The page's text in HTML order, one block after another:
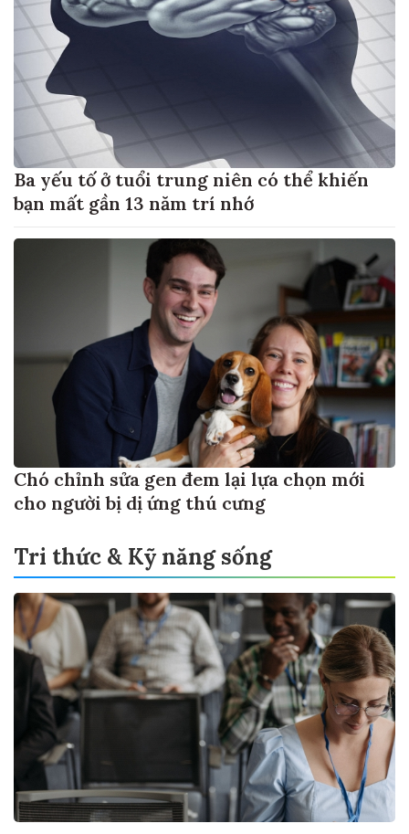
Ba yếu tố ở tuổi trung niên có thể khiến
bạn mất gần 13 năm trí nhớ
Chó chỉnh sửa gen đem lại lựa chọn mới
cho người bị dị ứng thú cưng
Tri thức & Kỹ năng sống